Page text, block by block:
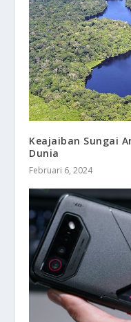
Keajaiban Sungai
Dunia
Februari 6, 2024